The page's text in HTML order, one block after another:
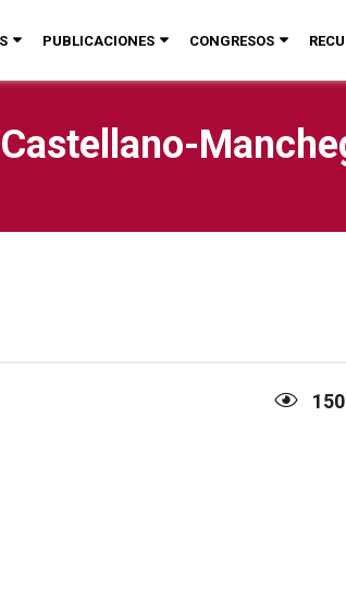
PUBLICACIONES CONGRESOS
150